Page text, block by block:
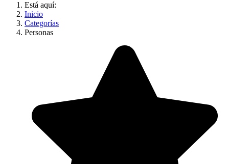
Está aquí:
Inicio
Categorías
Personas